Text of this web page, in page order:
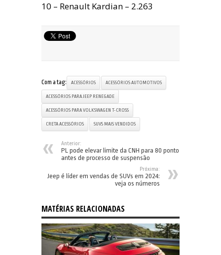
10 – Renault Kardian – 2.263
Com a tag: ACESSÓRIOS ACESSÓRIOS AUTOMOTIVOS
ACESSÓRIOS PARA JEEP RENEGADE
ACESSÓRIOS PARA VOLKSWAGEN T-CROSS
CRETA ACESSÓRIOS SUVS MAIS VENDIDOS
Anterior:
PL pode elevar limite da CNH para 80 pontos
antes de processo de suspensão
Próxima:
Jeep é líder em vendas de SUVs em 2024:
veja os números
MATÉRIAS RELACIONADAS